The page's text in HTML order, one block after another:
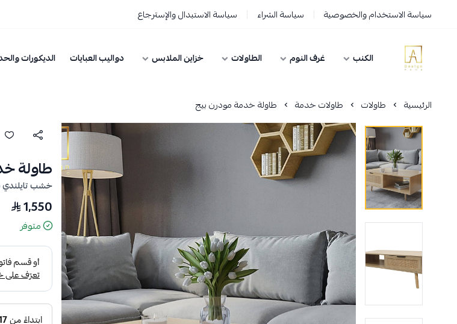
سياسة الاستخدام والخصوصية سياسة الشراء سياسة الاستبدال والإسترجاع
AD HOME الكنب غرف النوم الطاولات خزاين الملابس دواليب العبايات الديكورات
الرئيسية طاولات طاولات خدمة طاولة خدمة مودرن بيج
طاولة
خشب تايلندي
1,550
متوفر